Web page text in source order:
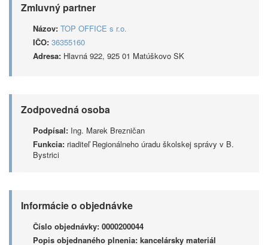
Zmluvný partner
Názov: TOP OFFICE s r.o.
IČO: 36355160
Adresa: Hlavná 922, 925 01 Matúškovo SK
Zodpovedná osoba
Podpísal: Ing. Marek Brezničan
Funkcia: riaditeľ Regionálneho úradu školskej správy v B.
Bystrici
Informácie o objednávke
Číslo objednávky: 0000200044
Popis objednaného plnenia: kancelársky materiál